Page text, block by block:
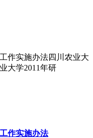
作实施办法四川农业大
大学2011年研
作实施办法